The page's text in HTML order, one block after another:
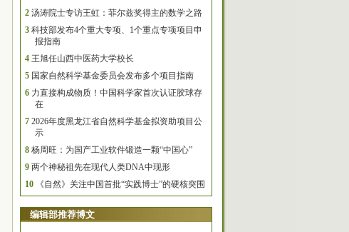
2 汤涛院士专访王虹：菲尔兹奖得主的数学之路
3 科技部发布4个重大专项、1个重点专项项目申
报指南
4 王旭任山西中医药大学校长
5 国家自然科学基金委员会发布多个项目指南
6 力直接构成物质！中国科学家首次认证胶球存
在
7 2026年度黑龙江省自然科学基金拟资助项目公
示
8 杨周旺：为国产工业软件锻造一颗“中国心”
9 两个神秘祖先在现代人类DNA中现形
10
《自然》关注中国首批“实践博士”的硬核突围
编辑部推荐博文